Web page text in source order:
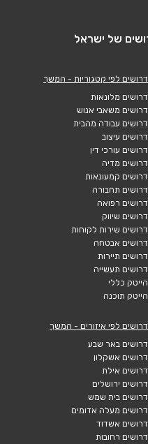
דרושים לפי קטגוריות - המשך
דרושים מלונאות
דרושים משאבי אנוש
דרושים עבודה מהבית
דרושים עיצוב
דרושים עורכי דין
דרושים מדיה
דרושים קמעונאות
דרושים תחבורה
דרושים רפואה
דרושים שיווק
דרושים שירות לקוחות
דרושים אבטחה
דרושים תיירות
דרושים תעשייה
הייטק כללי
הייטק תוכנה
דרושים לפי איזורים - המשך
דרושים באר שבע
דרושים אשקלון
דרושים אילת
דרושים ירושלים
דרושים בית שמש
דרושים מעלה אדומים
דרושים אשדוד
דרושים רחובות